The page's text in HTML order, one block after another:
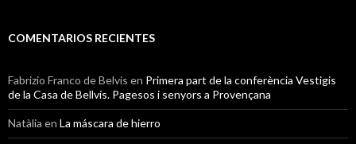
COMENTARIOS RECIENTES
Fabrizio Franco de Belvis en Primera part de la conferència Vestigis
de la Casa de Bellvís. Pagesos i senyors a Provençana
Natàlia en La máscara de hierro